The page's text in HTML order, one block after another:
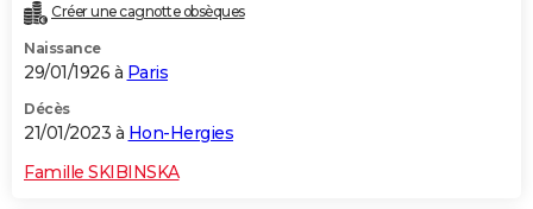
Créer une cagnotte obsèques
Naissance
29/01/1926 à Paris
Décès
21/01/2023 à Hon-Hergies
Famille SKIBINSKA